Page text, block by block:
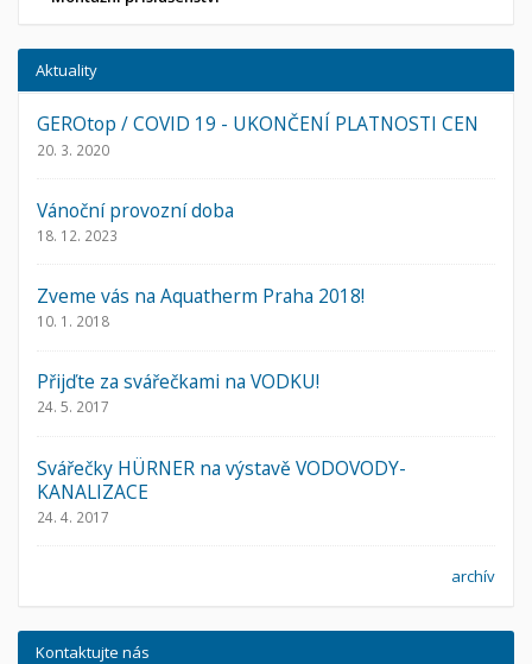
Aktuality
GEROtop / COVID 19 - UKONČENÍ PLATNOSTI CEN
20. 3. 2020
Vánoční provozní doba
18. 12. 2023
Zveme vás na Aquatherm Praha 2018!
10. 1. 2018
Přijďte za svářečkami na VODKU!
24. 5. 2017
Svářečky HÜRNER na výstavě VODOVODY-
KANALIZACE
24. 4. 2017
archív
Kontaktujte nás